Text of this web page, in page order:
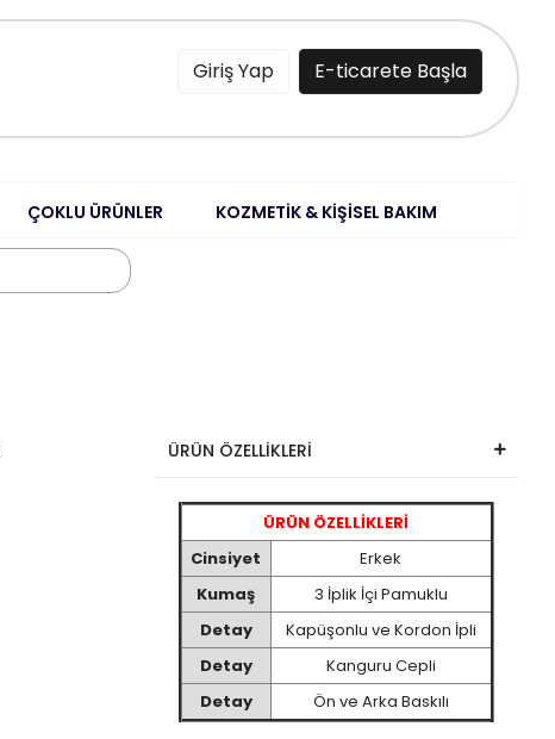
Giriş Yap E-ticarete Başla
ÇOKLU ÜRÜNLER KOZMETİK & KİŞİSEL BAKIM
ÜRÜN ÖZELLİKLERİ
ÜRÜN ÖZELLİKLERİ
Cinsiyet
Erkek
Kumaş
3 İplik İçi Pamuklu
Detay
Kapüşonlu ve Kordon İpli
Detay
Kanguru Cepli
Detay
Ön ve Arka Baskılı